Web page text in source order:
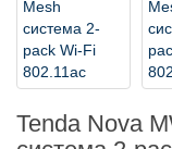
Tenda Nova